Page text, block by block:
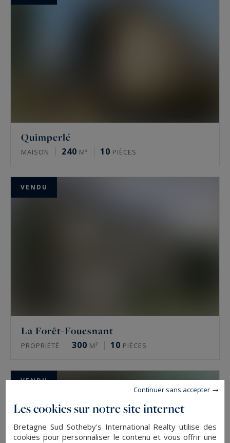
Quimperlé
MAISON 240 M² 10 PIÈCES
VENDU
La Forêt-Fouesnant
PROPRIÉTÉ 300 M² 10 PIÈCES
VENDU
Les cookies sur notre site internet
Bretagne Sud Sotheby's International Realty utilise des
cookies pour personnaliser le contenu et vous offrir une
Continuer sans accepter